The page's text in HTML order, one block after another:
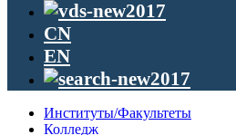
CN
EN
Институты/Факультеты
Колледж